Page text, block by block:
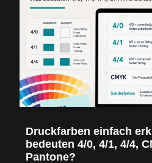
Druckfarben einfach
bedeuten 4/0, 4/1, 4/4,
Pantone?